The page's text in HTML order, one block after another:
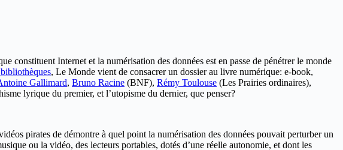
constituent Internet et la numérisation des données est en passe de pénétrer le monde
, Le Monde vient de consacrer un dossier au livre numérique: e-book,
Gallimard, Bruno Racine (BNF), Rémy Toulouse (Les Prairies ordinaires),
lyrique du premier, et l’utopisme du dernier, que penser?
pirates de démontre à quel point la numérisation des données pouvait perturber un
ou la vidéo, des lecteurs portables, dotés d’une réelle autonomie, et dont les